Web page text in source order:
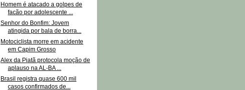
Homem é atacado a golpes de
facão por adolescente ...
Senhor do Bonfim: Jovem
atingida por bala de borra...
Motociclista morre em acidente
em Capim Grosso
Alex da Piatã protocola moção de
aplauso na AL-BA ...
Brasil registra quase 600 mil
casos confirmados de...